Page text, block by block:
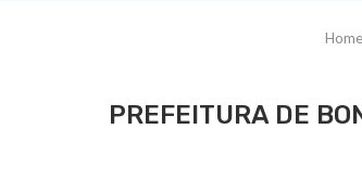
Home
PREFEITURA DE